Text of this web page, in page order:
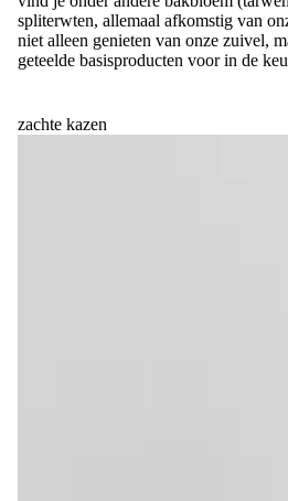
spliterwten, allemaal afkomstig van
niet alleen genieten van onze zuivel,
geteelde basisproducten voor in de
zachte kazen